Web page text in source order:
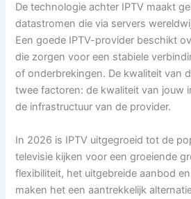
De technologie achter IPTV maakt
datastromen die via servers
Een goede IPTV-provider beschikt
die zorgen voor een stabiele
of onderbrekingen. De kwaliteit van
twee factoren: de kwaliteit van jouw
de infrastructuur van de provider.
In 2026 is IPTV uitgegroeid tot de
televisie kijken voor een groeiende
flexibiliteit, het uitgebreide aanbod
maken het een aantrekkelijk